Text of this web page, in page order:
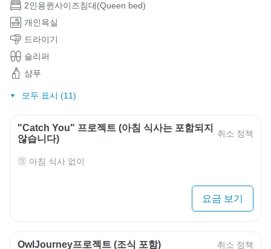
2인용퀸사이즈침대(Queen bed)
개인욕실
드라이기
슬리퍼
샴푸
모두 표시 (11)
"Catch You" 프로젝트 (아침 식사는 포함되지
않습니다)
취소 정책
아침 식사 없이
요금 보기
OwlJourney프로젝트 (조식 포함) 취소 정책